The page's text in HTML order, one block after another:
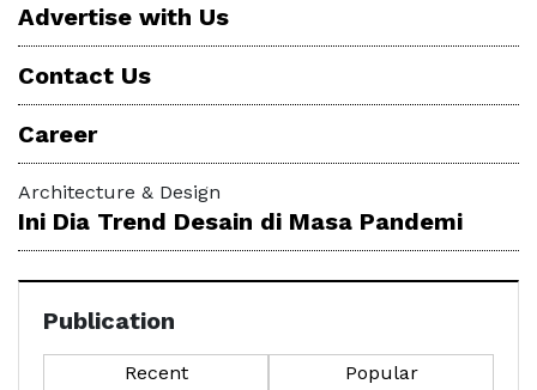
Advertise with Us
Contact Us
Career
Architecture & Design
Ini Dia Trend Desain di Masa Pandemi
Publication
Recent Popular